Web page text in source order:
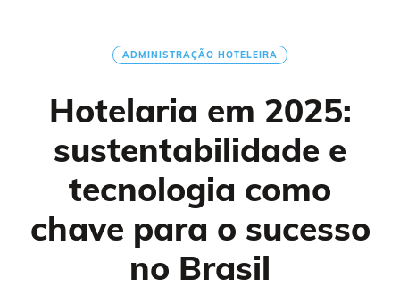
ADMINISTRAÇÃO HOTELEIRA
Hotelaria em 2025:
sustentabilidade e
tecnologia como
chave para o sucesso
no Brasil